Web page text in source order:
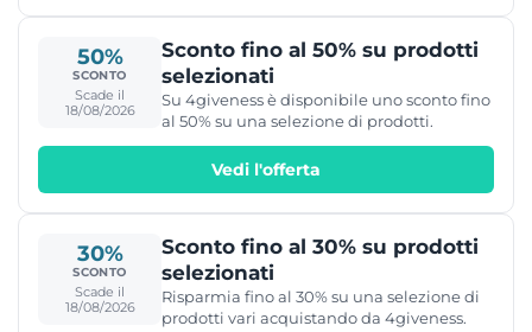
50%
SCONTO
Scade il
18/08/2026
Sconto fino al 50% su prodotti
selezionati
Su 4giveness è disponibile uno sconto fino
al 50% su una selezione di prodotti.
Vedi l'offerta
30%
SCONTO
Scade il
18/08/2026
Sconto fino al 30% su prodotti
selezionati
Risparmia fino al 30% su una selezione di
prodotti vari acquistando da 4giveness.